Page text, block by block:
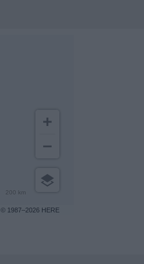
© 1987–2026 HERE
200 km